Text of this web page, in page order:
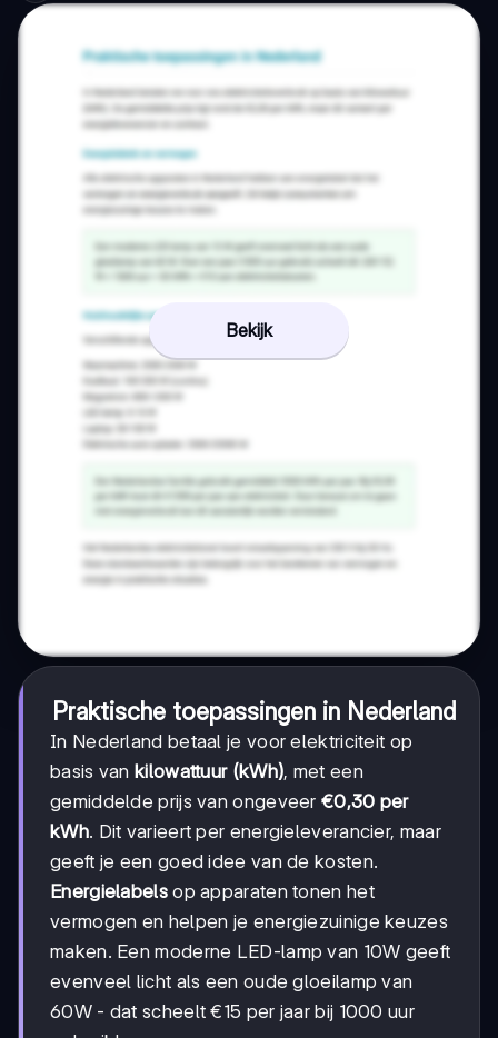
Bekijk
Praktische toepassingen in Nederland
In Nederland betaal je voor elektriciteit op
basis van kilowattuur (kWh), met een
gemiddelde prijs van ongeveer€0,30 per
kWh. Dit varieert per energieleverancier, maar
geeft je een goed idee van de kosten.
Energielabelsop apparaten tonen het
vermogen en helpen je energiezuinige keuzes
maken. Een moderne LED-lamp van 10W geeft
evenveel licht als een oude gloeilamp van
60W - dat scheelt €15 per jaar bij 1000 uur